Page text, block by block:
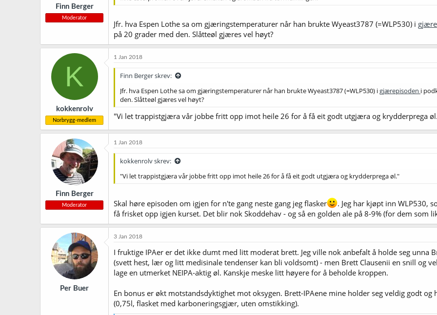
Finn Berger
Moderator
Jfr. hva Espen Lothe sa om gjæringstemperaturer når han brukte Wyeast3787 (=WLP530) i
på 20 grader med den. Slåtteøl gjæres vel høyt?
K
kokkenrolv
Norbrygg-medlem
1 Jan 2018
Finn Berger skrev:
Jfr. hva Espen Lothe sa om gjæringstemperaturer når han brukte Wyeast3787 (=WLP530) igjærepisoden i
den. Slåtteøl gjæres vel høyt?
"Vi let trappistgjæra vår jobbe fritt opp imot heile 26 for å få eit godt utgjæra og krydderprega
Finn Berger
Moderator
1 Jan 2018
kokkenrolv skrev:
"Vi let trappistgjæra vår jobbe fritt opp imot heile 26 for å få eit godt utgjæra og krydderprega øl."
Skal høre episoden om igjen for n'te gang neste gang jeg flasker
. Jeg har kjøpt inn WLP530,
få frisket opp igjen kurset. Det blir nok Skoddehav - og så en golden ale på 8-9% (for dem som
Per Buer
3 Jan 2018
I fruktige IPAer er det ikke dumt med litt moderat brett. Jeg ville nok anbefalt å holde seg unna
(svett hest, lær og litt medisinale tendenser kan bli voldsomt) - men Brett Clausenii en snill og
lage en utmerket NEIPA-aktig øl. Kanskje meske litt høyere for å beholde kroppen.
En bonus er økt motstandsdyktighet mot oksygen. Brett-IPAene mine holder seg veldig godt
(0,75l, flasket med karboneringsgjær, uten omstikking).